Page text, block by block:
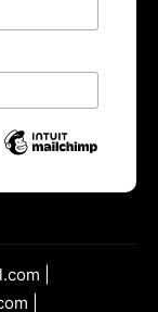
|
|